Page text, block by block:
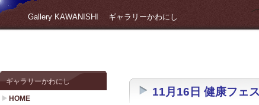
Gallery KAWANISHI ギャラリーかわにし
ギャラリーかわにし
HOME
11月16日 健康フェス